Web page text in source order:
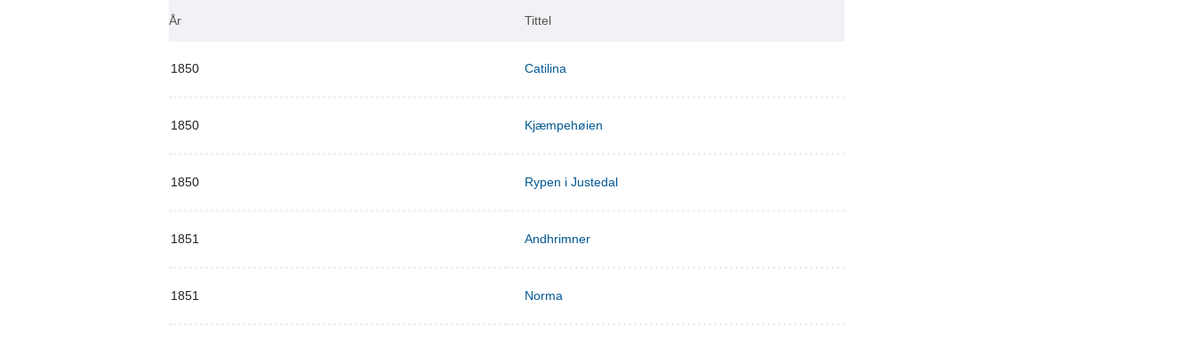
År Tittel
1850 Catilina
1850 Kjæmpehøien
1850 Rypen i Justedal
1851 Andhrimner
1851 Norma